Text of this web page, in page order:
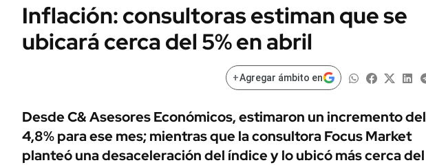
Campo
FINANZAS
ÁMBITO DEBATE
MEDIAKIT AMBITO DEBATE
Sustentabilidad
Seguros
POLÍTICA
Municipios
URUGUAY
MUNDO
LIFESTYLE
AUTOS
Inflación: consultoras estiman que se
ubicará cerca del 5% en abril
+Agregar ámbito en
Desde C& Asesores Económicos, estimaron un incremento del
4,8% para ese mes; mientras que la consultora Focus Market
planteó una desaceleración del índice y lo ubicó más cerca del